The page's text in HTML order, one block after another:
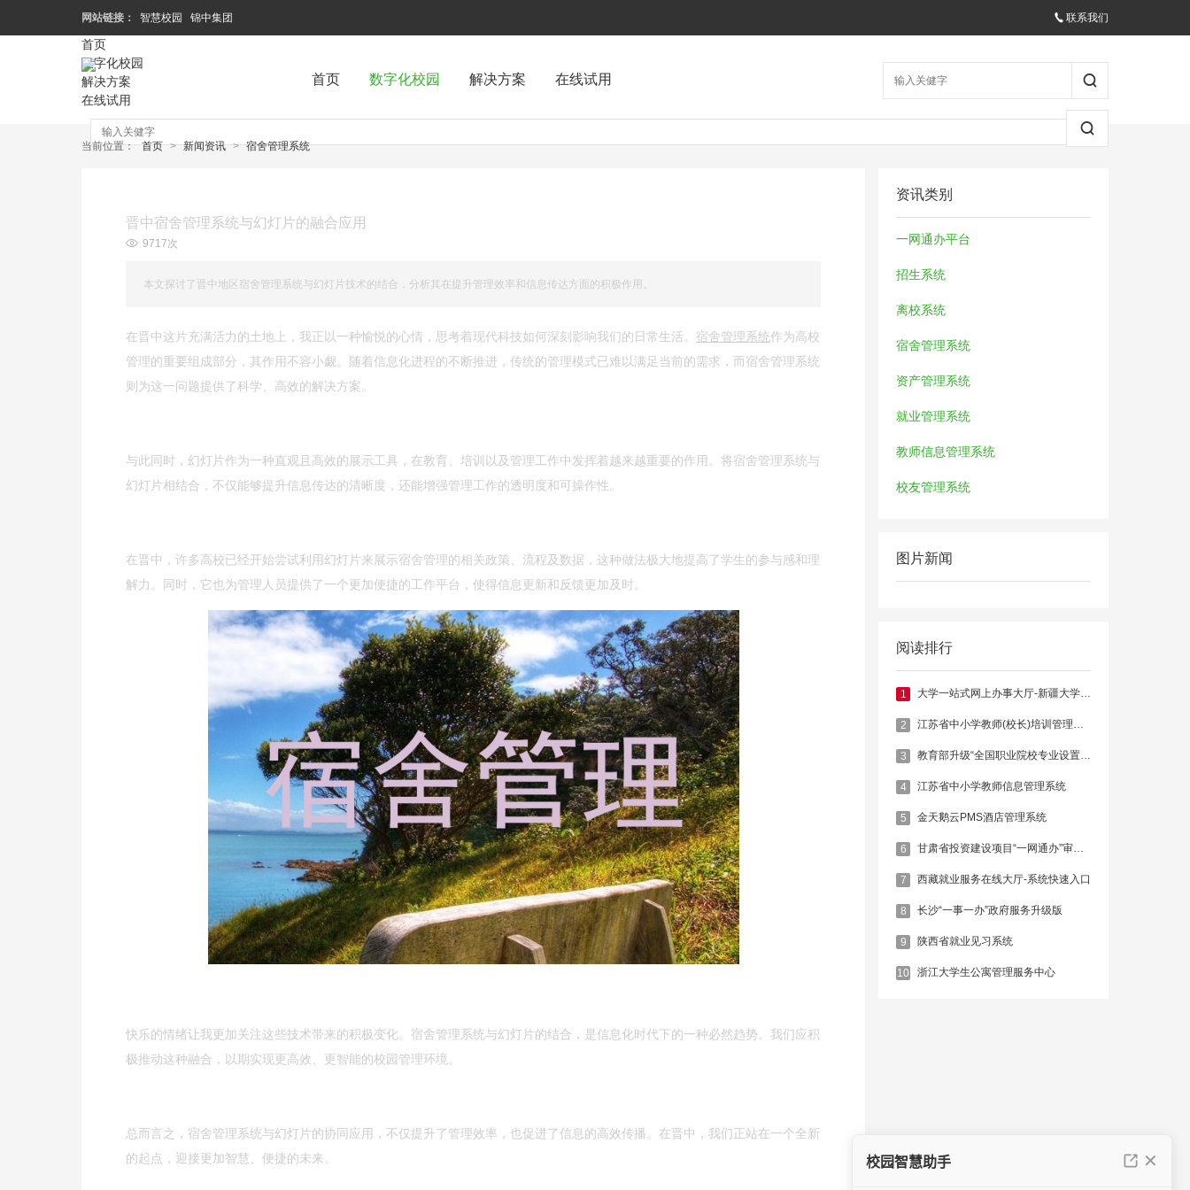
网站链接： 智慧校园 锦中集团 联系我们
首页 数字化校园 解决方案 在线试用
首页
数字化校园
解决方案
在线试用
当前位置： 首页 > 新闻资讯 > 宿舍管理系统
资讯类别
一网通办平台
招生系统
离校系统
宿舍管理系统
资产管理系统
就业管理系统
教师信息管理系统
校友管理系统
图片新闻
阅读排行
1 大学一站式网上办事大厅-新疆大学官网
2 江苏省中小学教师(校长)培训管理系统
3 教育部升级“全国职业院校专业设置管理与公共信息服务平台”
4 江苏省中小学教师信息管理系统
5 金天鹅云PMS酒店管理系统
6 甘肃省投资建设项目“一网通办”审批服务平台
7 西藏就业服务在线大厅-系统快速入口
8 长沙“一事一办”政府服务升级版
9 陕西省就业见习系统
10 浙江大学生公寓管理服务中心
晋中宿舍管理系统与幻灯片的融合应用
9717次
本文探讨了晋中地区宿舍管理系统与幻灯片技术的结合，分析其在提升管理效率和信息传达方面的积极作用。
在晋中这片充满活力的土地上，我正以一种愉悦的心情，思考着现代科技如何深刻影响我们的日常生活。 宿舍管理系统作为高校
管理的重要组成部分，其作用不容小觑。随着信息化进程的不断推进，传统的管理模式已难以满足当前的需求，而宿舍管理系统
则为这一问题提供了科学、高效的解决方案。
与此同时，幻灯片作为一种直观且高效的展示工具，在教育、培训以及管理工作中发挥着越来越重要的作用。将宿舍管理系统与
幻灯片相结合，不仅能够提升信息传达的清晰度，还能增强管理工作的透明度和可操作性。
在晋中，许多高校已经开始尝试利用幻灯片来展示宿舍管理的相关政策、流程及数据，这种做法极大地提高了学生的参与感和理
解力。同时，它也为管理人员提供了一个更加便捷的工作平台，使得信息更新和反馈更加及时。
快乐的情绪让我更加关注这些技术带来的积极变化。宿舍管理系统与幻灯片的结合，是信息化时代下的一种必然趋势。我们应积
极推动这种融合，以期实现更高效、更智能的校园管理环境。
总而言之，宿舍管理系统与幻灯片的协同应用，不仅提升了管理效率，也促进了信息的高效传播。在晋中，我们正站在一个全新
的起点，迎接更加智慧、便捷的未来。